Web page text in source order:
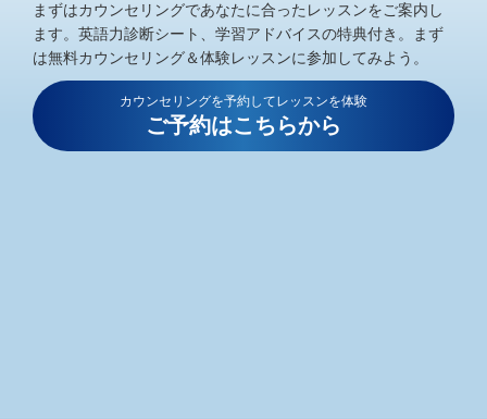
まずはカウンセリングであなたに合ったレッスンをご案内し
ます。 英語力診断シート、学習アドバイスの特典付き。
まず
は無料カウンセリング＆体験レッスンに参加してみよう。
カウンセリングを予約してレッスンを体験
ご予約はこちらから